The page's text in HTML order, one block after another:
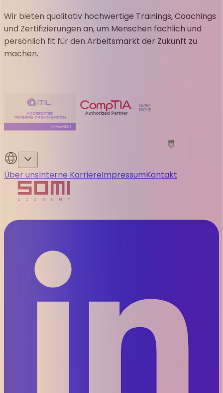
Wir bieten qualitativ hochwertige Trainings, Coachings
und Zertifizierungen an, um Menschen fachlich und
persönlich fit für den Arbeitsmarkt der Zukunft zu
machen.
Über unsInterne KarriereImpressumKontakt